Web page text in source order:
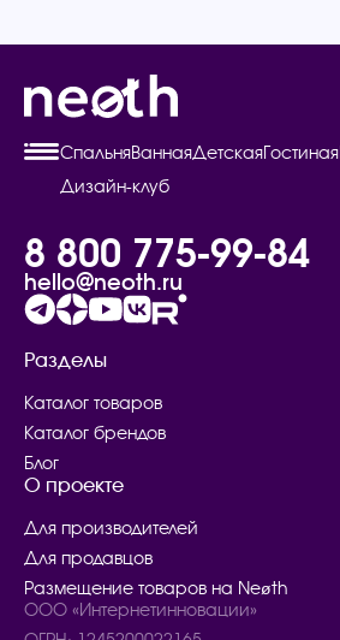
СпальняВаннаяДетскаяГостиная
Дизайн-клуб
8 800 775-99-84
hello@neoth.ru
Разделы
Каталог товаров
Каталог брендов
Блог
О проекте
Для производителей
Для продавцов
Размещение товаров на Neøth
ООО «Интернетинновации»